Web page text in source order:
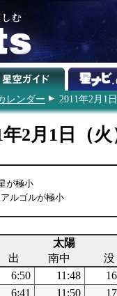
レンダー 2011年2月1日
年2月1日（火
が極小
ルゴルが極小
太陽
出 南中
没
6:50 11:48
6:41 11:50